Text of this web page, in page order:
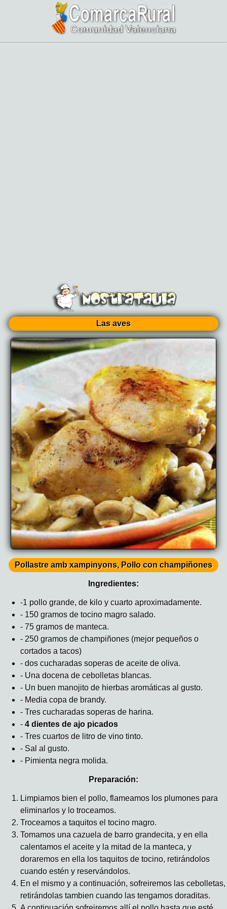
Las aves
Pollastre amb xampinyons, Pollo con champiñones
Ingredientes:
-1 pollo grande, de kilo y cuarto aproximadamente.
- 150 gramos de tocino magro salado.
- 75 gramos de manteca.
- 250 gramos de champiñones (mejor pequeños o
cortados a tacos)
- dos cucharadas soperas de aceite de oliva.
- Una docena de cebolletas blancas.
- Un buen manojito de hierbas aromáticas al gusto.
- Media copa de brandy.
- Tres cucharadas soperas de harina.
- 4 dientes de ajo picados
- Tres cuartos de litro de vino tinto.
- Sal al gusto.
- Pimienta negra molida.
Preparación:
Limpiamos bien el pollo, flameamos los plumones para
eliminarlos y lo troceamos.
Troceamos a taquitos el tocino magro.
Tomamos una cazuela de barro grandecita, y en ella
calentamos el aceite y la mitad de la manteca, y
doraremos en ella los taquitos de tocino, retirándolos
cuando estén y reservándolos.
En el mismo y a continuación, sofreiremos las cebolletas,
retirándolas tambien cuando las tengamos doraditas.